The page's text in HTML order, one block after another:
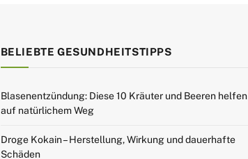
BELIEBTE GESUNDHEITSTIPPS
Blasenentzündung: Diese 10 Kräuter und Beeren helfen
auf natürlichem Weg
Droge Kokain – Herstellung, Wirkung und dauerhafte
Schäden